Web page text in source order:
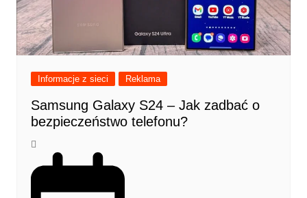
Informacje z sieci Reklama
Samsung Galaxy S24 – Jak zadbać o
bezpieczeństwo telefonu?